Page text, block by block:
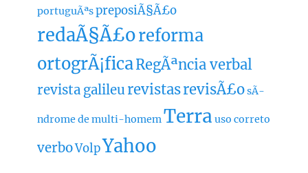
portuguÃªspreposiÃ§Ã£o
redaÃ§Ã£oreforma
ortogrÃ¡ficaRegÃªncia verbal
revista galileurevistasrevisÃ£osÃ­
ndrome de multi-homemTerra uso correto
verboVolpYahoo